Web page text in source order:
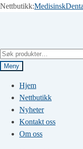
Nettbutikk:Medisinsk
Søk
etter:
Meny
Hjem
Nettbutikk
Nyheter
Kontakt oss
Om oss